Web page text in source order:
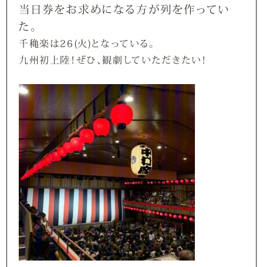
当日券をお求めになる方が列を作ってい
た。
千穐楽は26(火)となっている。
九州初上陸！ぜひ、観劇していただきたい！